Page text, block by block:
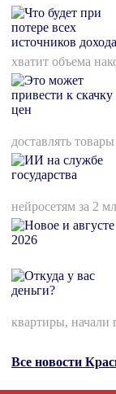
хватит объема
доставлять
нейросетям за 2
квартиры, начали
Все новости